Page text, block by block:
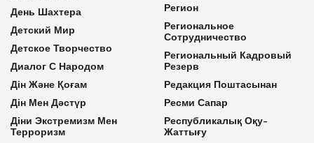
День Шахтера
Детский Мир
Детское Творчество
Диалог С Народом
Дін Және Қоғам
Дін Мен Дәстүр
Діни Экстремизм Мен
Терроризм
Регион
Региональное
Сотрудничество
Региональный Кадровый
Резерв
Редакция Поштасынан
Ресми Сапар
Республикалық Оқу-
Жаттығу